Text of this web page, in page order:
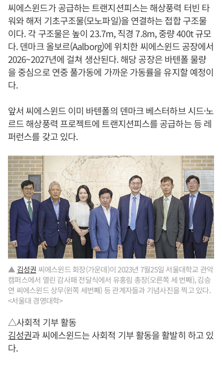
씨에스윈드가 공급하는 트랜지션피스는 해상풍력 터빈 타
워와 해저 기초구조물(모노파일)을 연결하는 접합 구조물
이다. 각 구조물은 높이 23.7m, 직경 7.8m, 중량 400t 규모
다. 덴마크 올보르(Aalborg)에 위치한 씨에스윈드 공장에서
2026~2027년에 걸쳐 생산된다. 해당 공장은 바텐폴 물량
을 중심으로 연중 풀가동에 가까운 가동률을 유지할 예정이
다.
앞서 씨에스윈드 이미 바텐폴의 덴마크 베스터하브 시드·노
르드 해상풍력 프로젝트에 트랜지션피스를 공급하는 등 레
퍼런스를 갖고 있다.
▲ 김성권 씨에스윈드 회장(가운데)이 2023년 7월25일 서울대학교 관악
캠퍼스에서 열린 감사패 전달식에서 유홍림 총장(오른쪽 세 번째), 김승
연 씨에스윈드 상무(왼쪽 세번째) 등 관계자들과 기념사진을 찍고 있다.
<서울대 경영대학>
△사회적 기부 활동
김성권과 씨에스윈드는 사회적 기부 활동을 활발히 하고 있
다.